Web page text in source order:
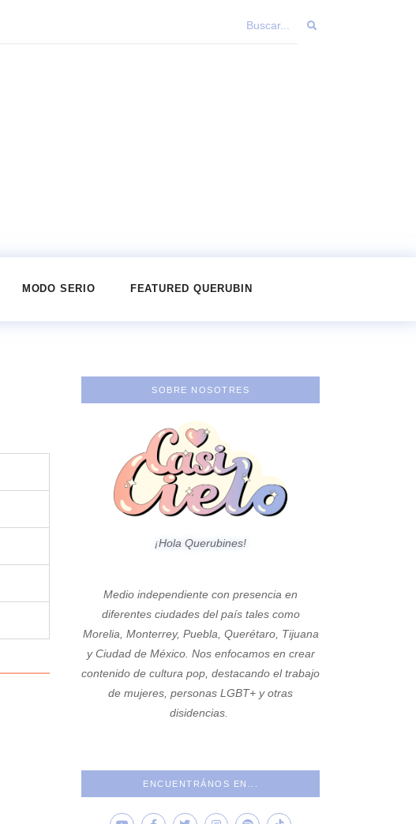
MODO SERIO FEATURED QUERUBIN
SOBRE NOSOTRES
¡Hola Querubines!
Medio independiente con presencia en
diferentes ciudades del país tales como
Morelia, Monterrey, Puebla, Querétaro, Tijuana
y Ciudad de México. Nos enfocamos en crear
contenido de cultura pop, destacando el trabajo
de mujeres, personas LGBT+ y otras
disidencias.
ENCUENTRÁNOS EN...